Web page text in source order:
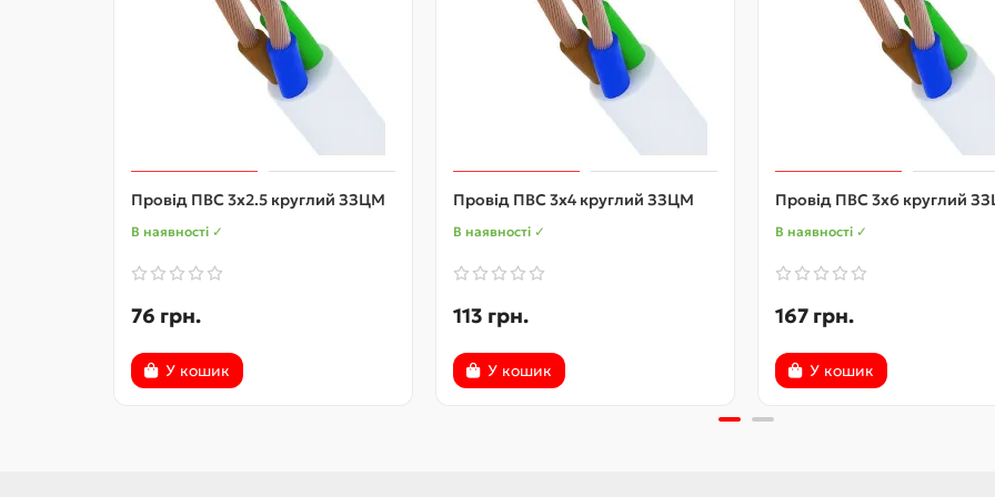
Провід ПВС 3х2.5 круглий ЗЗЦМ
В наявності ✓
76 грн.
У кошик
Провід ПВС 3х4 круглий ЗЗЦМ
В наявності ✓
113 грн.
У кошик
Провід ПВС 3х6 круглий
В наявності ✓
167 грн.
У кошик